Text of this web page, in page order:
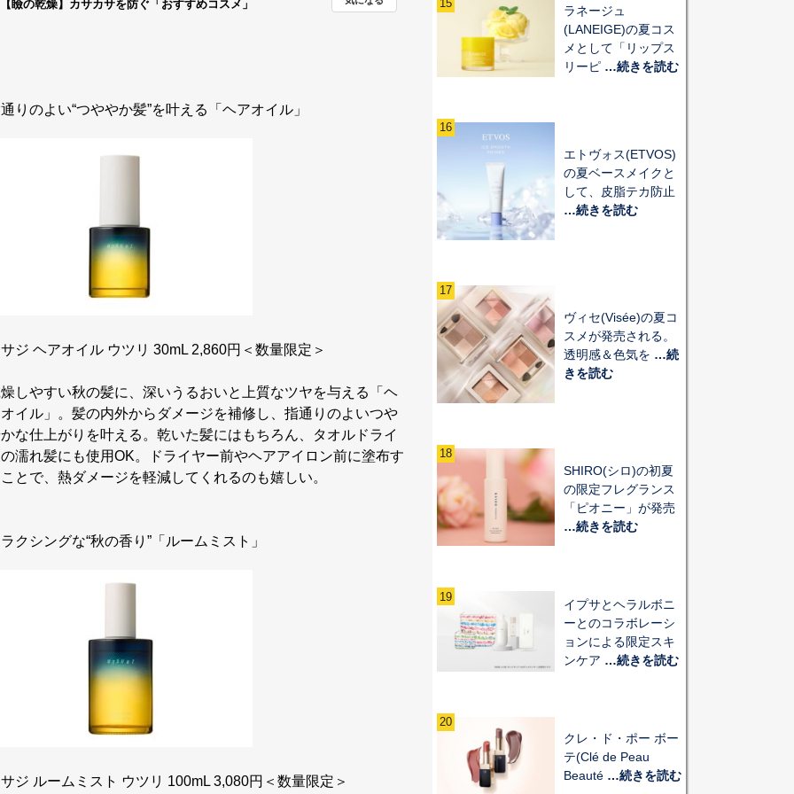
【瞼の乾燥】カサカサを防ぐ「おすすめコスメ」
りのよい“つややか髪”を叶える「ヘアオイル」
ジ ヘアオイル ウツリ 30mL 2,860円＜数量限定＞
しやすい秋の髪に、深いうるおいと上質なツヤを与える「ヘ
イル」。髪の内外からダメージを補修し、指通りのよいつや
な仕上がりを叶える。乾いた髪にはもちろん、タオルドライ
濡れ髪にも使用OK。ドライヤー前やヘアアイロン前に塗布す
とで、熱ダメージを軽減してくれるのも嬉しい。
クシングな“秋の香り”「ルームミスト」
ジ ルームミスト ウツリ 100mL 3,080円＜数量限定＞
15
ラネージュ
(LANEIGE)の夏コス
メとして「リップス
リーピ…続きを読む
16
エトヴォス(ETVOS)
の夏ベースメイクと
して、皮脂テカ防止
…続きを読む
17
ヴィセ(Visée)の夏コ
スメが発売される。
透明感＆色気を …続
きを読む
18
SHIRO(シロ)の初夏
の限定フレグランス
「ピオニー」が発売
…続きを読む
19
イプサとヘラルボニ
ーとのコラボレーシ
ョンによる限定スキ
ンケア …続きを読む
20
クレ・ド・ポー ボー
テ(Clé de Peau
Beauté…続きを読む